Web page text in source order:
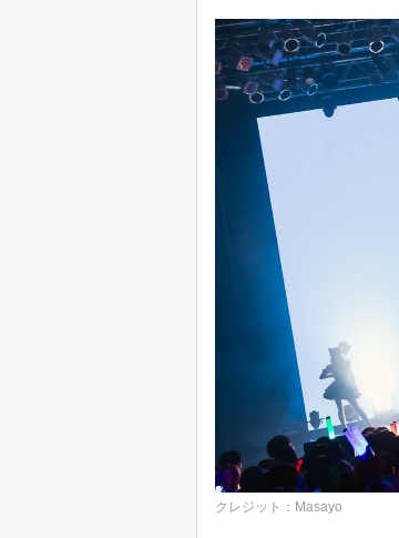
クレジット：Masayo